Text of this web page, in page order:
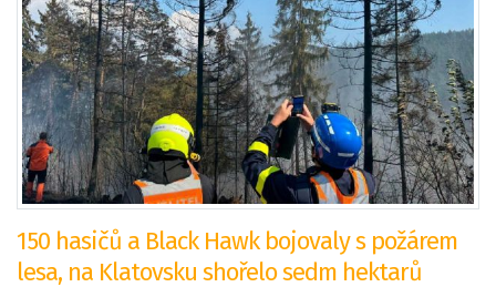
150 hasičů a Black Hawk bojovaly s požárem
lesa, na Klatovsku shořelo sedm hektarů